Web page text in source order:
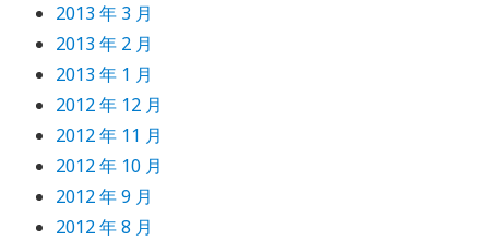
2013 年 3 月
2013 年 2 月
2013 年 1 月
2012 年 12 月
2012 年 11 月
2012 年 10 月
2012 年 9 月
2012 年 8 月